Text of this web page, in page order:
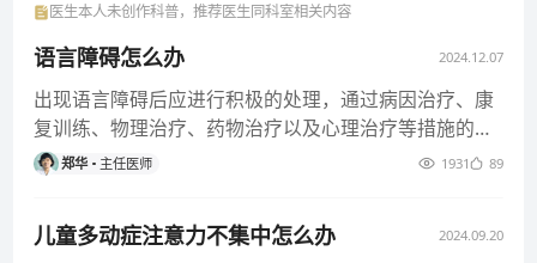
医生本人未创作科普，推荐医生同科室相关内容
语言障碍怎么办 2024.12.07
出现语言障碍后应进行积极的处理，通过病因治疗、康
复训练、物理治疗、药物治疗以及心理治疗等措施的综
合运用，可以最大程度地促
郑华 主任医师 1931 89
儿童多动症注意力不集中怎么办 2024.09.20